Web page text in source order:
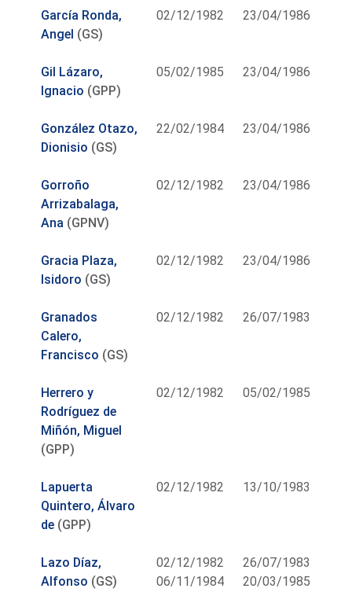
García Ronda,
Angel (GS)
02/12/1982 23/04/1986
Gil Lázaro,
Ignacio (GPP)
05/02/1985 23/04/1986
González Otazo,
Dionisio (GS)
22/02/1984 23/04/1986
Gorroño
Arrizabalaga,
Ana (GPNV)
02/12/1982 23/04/1986
Gracia Plaza,
Isidoro (GS)
02/12/1982 23/04/1986
Granados
Calero,
Francisco (GS)
02/12/1982 26/07/1983
Herrero y
Rodríguez de
Miñón, Miguel
(GPP)
02/12/1982 05/02/1985
Lapuerta
Quintero, Álvaro
de (GPP)
02/12/1982 13/10/1983
Lazo Díaz,
Alfonso (GS)
02/12/1982
06/11/1984
26/07/1983
20/03/1985